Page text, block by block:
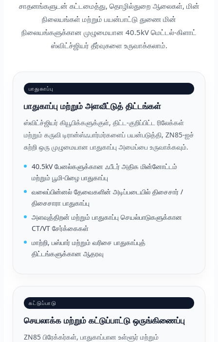
சாதனங்களுடன் கட்டமைத்து, தொழில்துறை ஆலைகள், மின்
நிலையங்கள் மற்றும் பயன்பாட்டு துணை மின்
நிலையங்களுக்கான முழுமையான 40.5kV மெட்டல்-கிளாட்
ஸ்விட்ச்ஜியர் தீர்வுகளை உருவாக்கலாம்.
பாதுகாப்பு
பாதுகாப்பு மற்றும் அளவீட்டுத் திட்டங்கள்
ஸ்விட்ச்ஜியர் கியூபிக்களுக்குள், திட்ட-குறிப்பிட்ட ரிலேக்கள்
மற்றும் கருவி டிரான்ஸ்ஃபார்மர்களைப் பயன்படுத்தி, ZN85-ஐச்
சுற்றி ஒரு முழுமையான பாதுகாப்பு அமைப்பை உருவாக்கவும்.
40.5kV பேனல்களுக்கான ஃபீடர் அதிக மின்னோட்டம்
மற்றும் பூமி-பிழை பாதுகாப்பு
வலைப்பின்னல் தேவைகளின் அடிப்படையில் திசைசார் /
திசைசாரா பாதுகாப்பு
அளவுத்திறன் மற்றும் பாதுகாப்பு செயல்பாடுகளுக்கான
CT/VT சேர்க்கைகள்
மாற்றி, பஸ்பார் மற்றும் வரிசை பாதுகாப்புத்
திட்டங்களுக்கான ஆதரவு
கட்டுப்பாடு
செயலாக்க மற்றும் கட்டுப்பாட்டு ஒருங்கிணைப்பு
ZN85 பிரேக்கர்கள், பாதுகாப்பான உள்ளூர் மற்றும்